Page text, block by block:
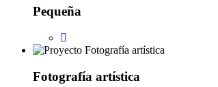
Pequeña
Fotografía artística